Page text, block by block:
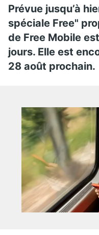
Prévue jusqu’à
spéciale Free"
de Free Mobile
jours. Elle est
28 août prochain.